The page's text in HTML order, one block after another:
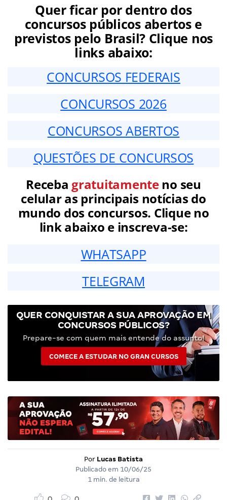
Quer ficar por dentro dos
concursos públicos abertos e
previstos pelo Brasil? Clique nos
links abaixo:
CONCURSOS FEDERAIS
CONCURSOS 2026
CONCURSOS ABERTOS
QUESTÕES DE CONCURSOS
Receba gratuitamenteno seu
celular as principais notícias do
mundo dos concursos. Clique no
link abaixo e inscreva-se:
WHATSAPP
TELEGRAM
QUER CONQUISTAR A SUA APROVAÇÃO EM
CONCURSOS PÚBLICOS?
Prepare-se com quem mais entende do assunto!
COMECE A ESTUDAR NO GRAN CURSOS
Por Lucas Batista
Publicado em 10/06/25
1 min. de leitura